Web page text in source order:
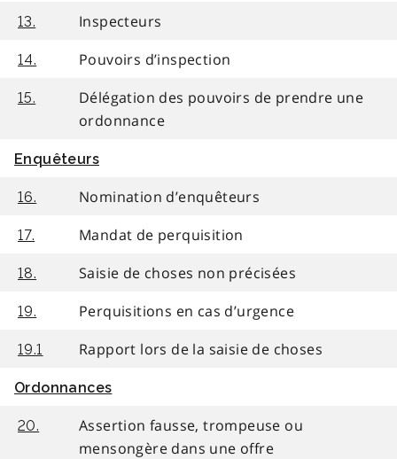
13. Inspecteurs
14. Pouvoirs d’inspection
15.
Délégation des pouvoirs de prendre une
ordonnance
Enquêteurs
16. Nomination d’enquêteurs
17. Mandat de perquisition
18. Saisie de choses non précisées
19. Perquisitions en cas d’urgence
19.1 Rapport lors de la saisie de choses
Ordonnances
20.
Assertion fausse, trompeuse ou
mensongère dans une offre